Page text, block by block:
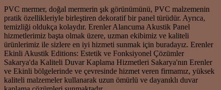
PVC mermer, doğal mermerin şık görünümünü, PVC malzemenin
pratik özellikleriyle birleştiren dekoratif bir panel türüdür. Ayrıca,
temizliği oldukça kolaydır. Erenler Alancuma Akustik Panel
hizmetlerimiz başta olmak üzere, uzman ekibimiz ve kaliteli
ürünlerimiz ile sizlere en iyi hizmeti sunmak için buradayız. Erenler
Ekinli Akustik Editions: Estetik ve Fonksiyonel Çözümler
Sakarya'da Kaliteli Duvar Kaplama Hizmetleri Sakarya'nın Erenler
ve Ekinli bölgelerinde ve çevresinde hizmet veren firmamız, yüksek
kaliteli malzemeler kullanarak uzun ömürlü ve dayanıklı duvar